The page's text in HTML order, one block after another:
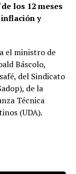
de los 12 meses
y
el ministro de
Báscolo,
del Sindicato
de la
Técnica
(UDA).